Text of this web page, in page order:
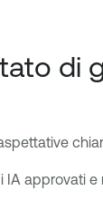
di
IA approvati e